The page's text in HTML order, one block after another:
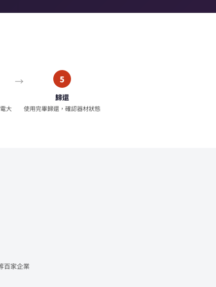
大
5
歸還
使用完畢歸還，確認器材狀態
百家企業